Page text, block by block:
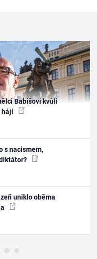
Babišovi kvůli
hájí
s nacismem,
uniklo oběma